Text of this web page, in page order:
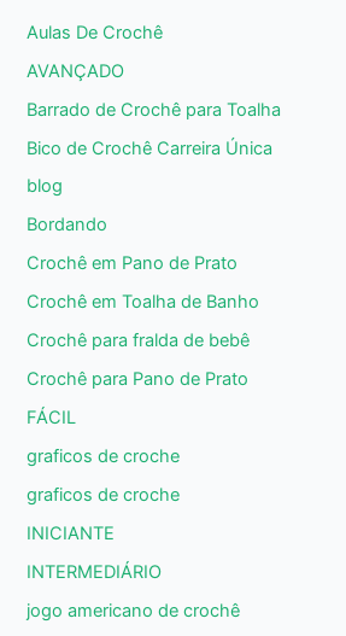
Aulas De Crochê
AVANÇADO
Barrado de Crochê para Toalha
Bico de Crochê Carreira Única
blog
Bordando
Crochê em Pano de Prato
Crochê em Toalha de Banho
Crochê para fralda de bebê
Crochê para Pano de Prato
FÁCIL
graficos de croche
graficos de croche
INICIANTE
INTERMEDIÁRIO
jogo americano de crochê